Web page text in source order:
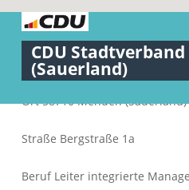
Skip
content
Ort 58710 Menden (Sauerland)
Straße Bergstraße 1a
Beruf Leiter integrierte